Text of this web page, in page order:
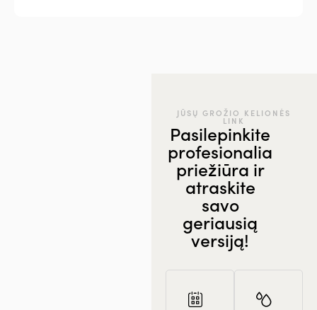
JŪSŲ GROŽIO KELIONĖS
LINK
Pasilepinkite
profesionalia
priežiūra ir
atraskite
savo
geriausią
versiją!